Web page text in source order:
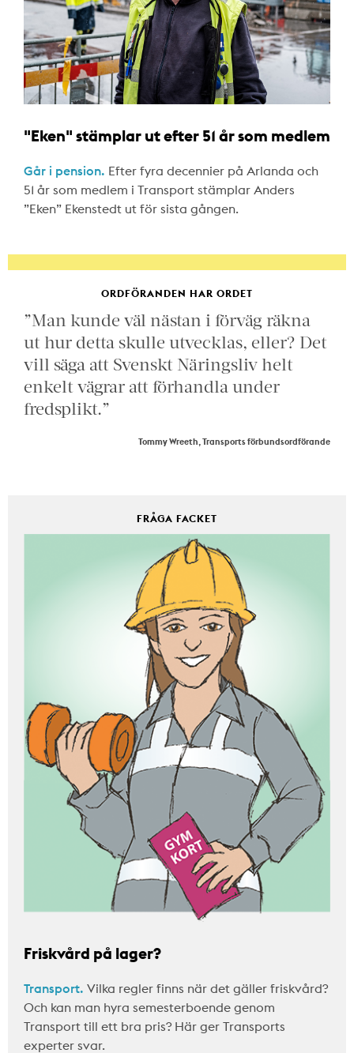
"Eken" stämplar ut efter 51 år som medlem
Går i pension. Efter fyra decennier på Arlanda och
51 år som medlem i Transport stämplar Anders
”Eken” Ekenstedt ut för sista gången.
ORDFÖRANDEN HAR ORDET
”Man kunde väl nästan i förväg räkna
ut hur detta skulle utvecklas, eller? Det
vill säga att Svenskt Näringsliv helt
enkelt vägrar att förhandla under
fredsplikt.”
Tommy Wreeth, Transports förbundsordförande
FRÅGA FACKET
Friskvård på lager?
Transport. Vilka regler finns när det gäller friskvård?
Och kan man hyra semesterboende genom
Transport till ett bra pris? Här ger Transports
experter svar.